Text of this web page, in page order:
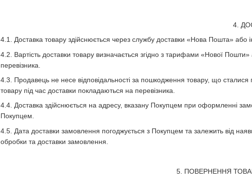
4.
4.1. Доставка товару здійснюється через службу доставки «Нова Пошта» або
4.2. Вартість доставки товару визначається згідно з тарифами «Нової
перевізника.
4.3. Продавець не несе відповідальності за пошкодження товару, що
товару під час доставки покладаються на перевізника.
4.4. Доставка здійснюється на адресу, вказану Покупцем при оформленні
Покупцем.
4.5. Дата доставки замовлення погоджується з Покупцем та залежить від
обробки та доставки замовлення.
5. ПОВЕРНЕННЯ